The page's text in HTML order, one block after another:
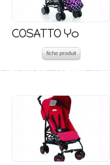
COSATTO Yo
fiche produit